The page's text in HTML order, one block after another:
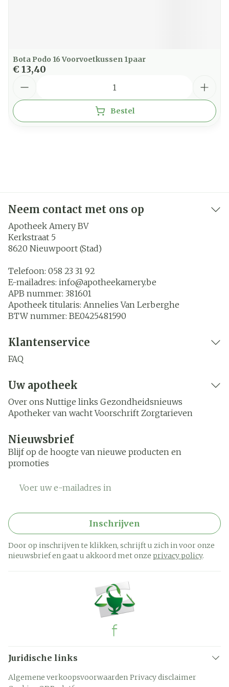
Bota Podo 16 Voorvoetkussen 1paar
€ 13,40
Bestel
Neem contact met ons op
Apotheek Amery BV
Kerkstraat 5
8620 Nieuwpoort (Stad)
Telefoon: 058 23 31 92
E-mailadres: info@apotheekamery.be
APB nummer: 381601
Apotheek titularis: Annelies Van Lerberghe
BTW nummer: BE0425481590
Klantenservice
FAQ
Uw apotheek
Over ons Nuttige links Gezondheidsnieuws
Apotheker van wacht Voorschrift Zorgtarieven
Nieuwsbrief
Blijf op de hoogte van nieuwe producten en
promoties
Inschrijven
Door op inschrijven te klikken, schrijft u zich in voor onze
nieuwsbrief en gaat u akkoord met onze privacy policy.
Juridische links
Algemene verkoopsvoorwaarden Privacy disclaimer